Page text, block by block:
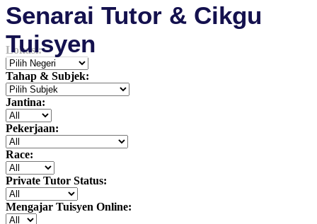
Senarai Tutor & Cikgu
Tuisyen
Lokasi:
Tahap & Subjek:
Jantina:
Pekerjaan:
Race:
Private Tutor Status:
Mengajar Tuisyen Online: